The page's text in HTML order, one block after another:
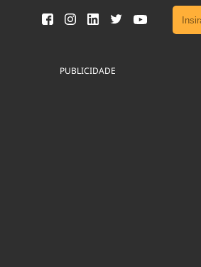
PUBLICIDADE